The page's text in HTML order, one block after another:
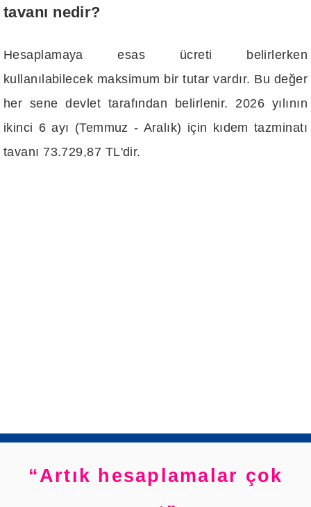
tavanı nedir?
Hesaplamaya esas ücreti belirlerken
kullanılabilecek maksimum bir tutar vardır. Bu değer
her sene devlet tarafından belirlenir. 2026 yılının
ikinci 6 ayı (Temmuz - Aralık) için kıdem tazminatı
tavanı 73.729,87 TL'dir.
Artık hesaplamalar çok